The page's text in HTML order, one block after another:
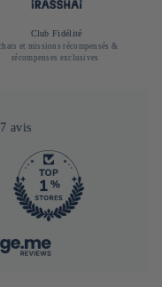
Club Fidélité
et missions récompensés &
récompenses exclusives
avis